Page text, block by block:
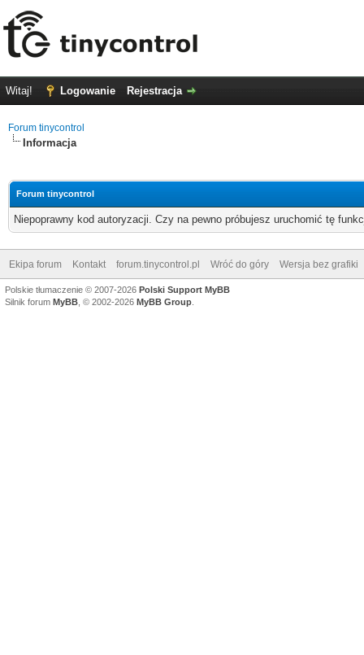
Witaj! Logowanie Rejestracja
Forum tinycontrol
Informacja
Forum tinycontrol
Niepoprawny kod autoryzacji. Czy na pewno próbujesz uruchomić tę
Ekipa forum Kontakt forum.tinycontrol.pl Wróć do góry Wersja bez grafiki
Polskie tłumaczenie © 2007-2026 Polski Support MyBB
Silnik forum MyBB , © 2002-2026 MyBB Group